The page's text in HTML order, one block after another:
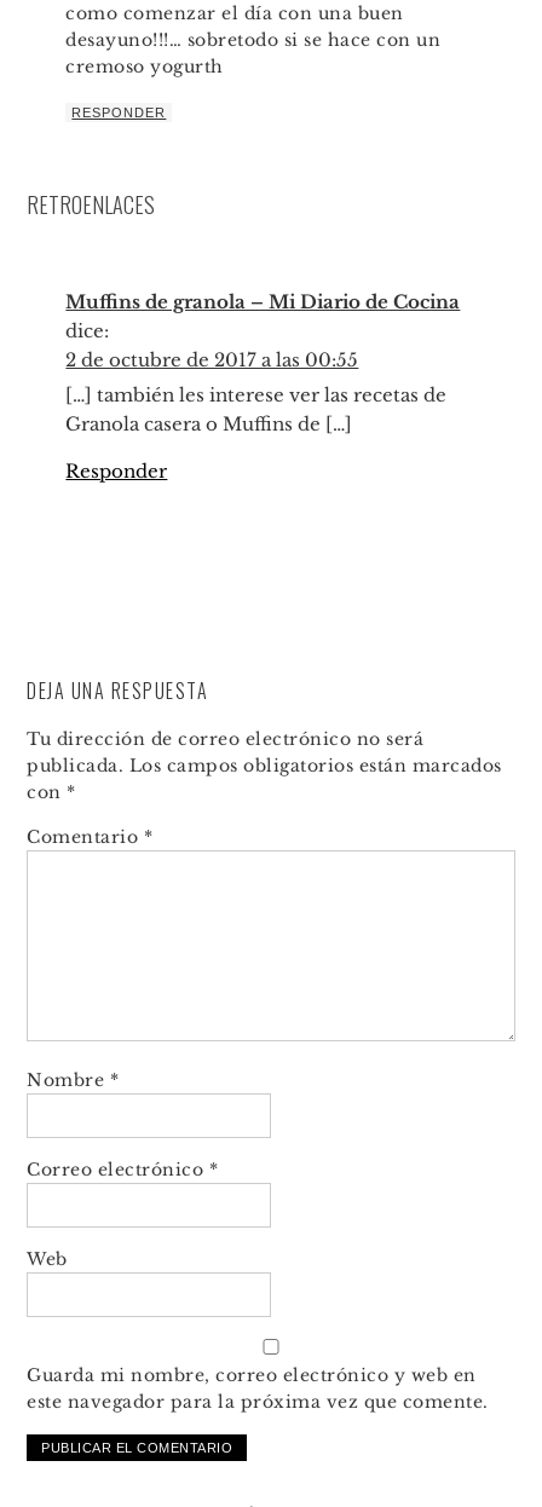
como comenzar el día con una buen
desayuno!!!… sobretodo si se hace con un
cremoso yogurth
RESPONDER
RETROENLACES
Muffins de granola – Mi Diario de Cocina
dice:
2 de octubre de 2017 a las 00:55
[…] también les interese ver las recetas de
Granola casera o Muffins de […]
Responder
DEJA UNA RESPUESTA
Tu dirección de correo electrónico no será
publicada. Los campos obligatorios están marcados
con *
Comentario *
Nombre *
Correo electrónico *
Web
Guarda mi nombre, correo electrónico y web en
este navegador para la próxima vez que comente.